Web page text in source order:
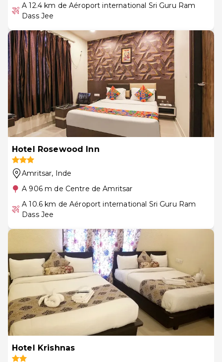
A 12.4 km de Aéroport international Sri Guru Ram
Dass Jee
Hotel Rosewood Inn
Amritsar, Inde
A 906 m de Centre de Amritsar
A 10.6 km de Aéroport international Sri Guru Ram
Dass Jee
Hotel Krishnas